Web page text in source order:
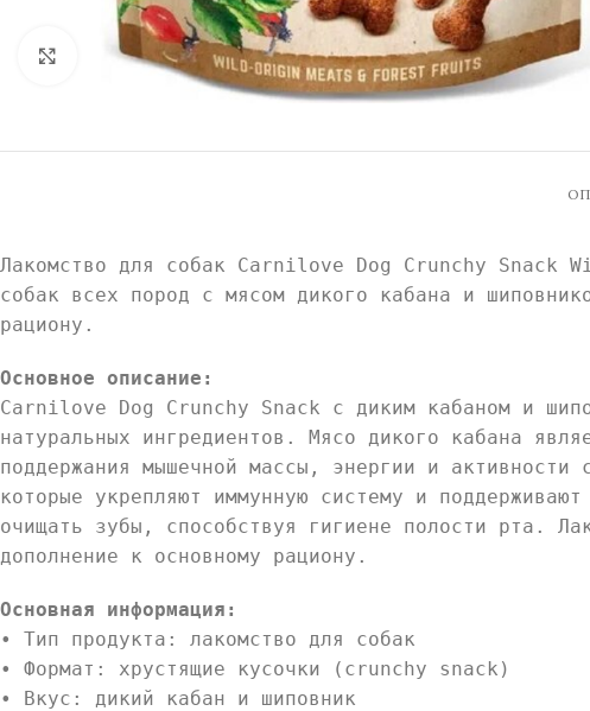
Нажмите, чтобы увеличить
Лакомство для собак Carnilove Dog Crunchy Snack
собак всех пород с мясом дикого кабана и
рациону.
Основное описание:
Carnilove Dog Crunchy Snack с диким кабаном и
натуральных ингредиентов. Мясо дикого кабана
поддержания мышечной массы, энергии и
которые укрепляют иммунную систему и
очищать зубы, способствуя гигиене полости рта.
дополнение к основному рациону.
Основная информация:
• Тип продукта: лакомство для собак
• Формат: хрустящие кусочки (crunchy snack)
• Вкус: дикий кабан и шиповник